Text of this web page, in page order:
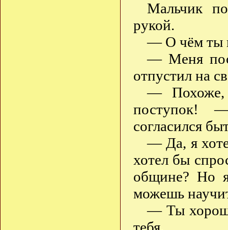
Мальчик
рукой.
— О чём ты
— Меня
отпустил на
— Похоже,
поступок!
согласился
— Да, я
хотел бы
общине? Но
можешь
— Ты